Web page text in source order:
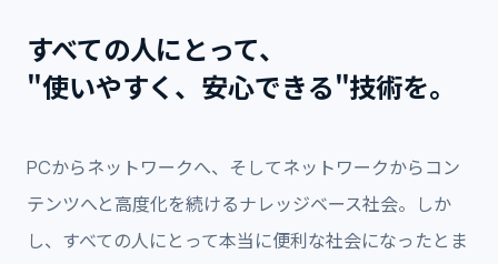
すべての人にとって、
"使いやすく、安心できる"技術を。
PCからネットワークへ、そしてネットワークからコン
テンツへと高度化を続けるナレッジベース社会。しか
し、すべての人にとって本当に便利な社会になったとま